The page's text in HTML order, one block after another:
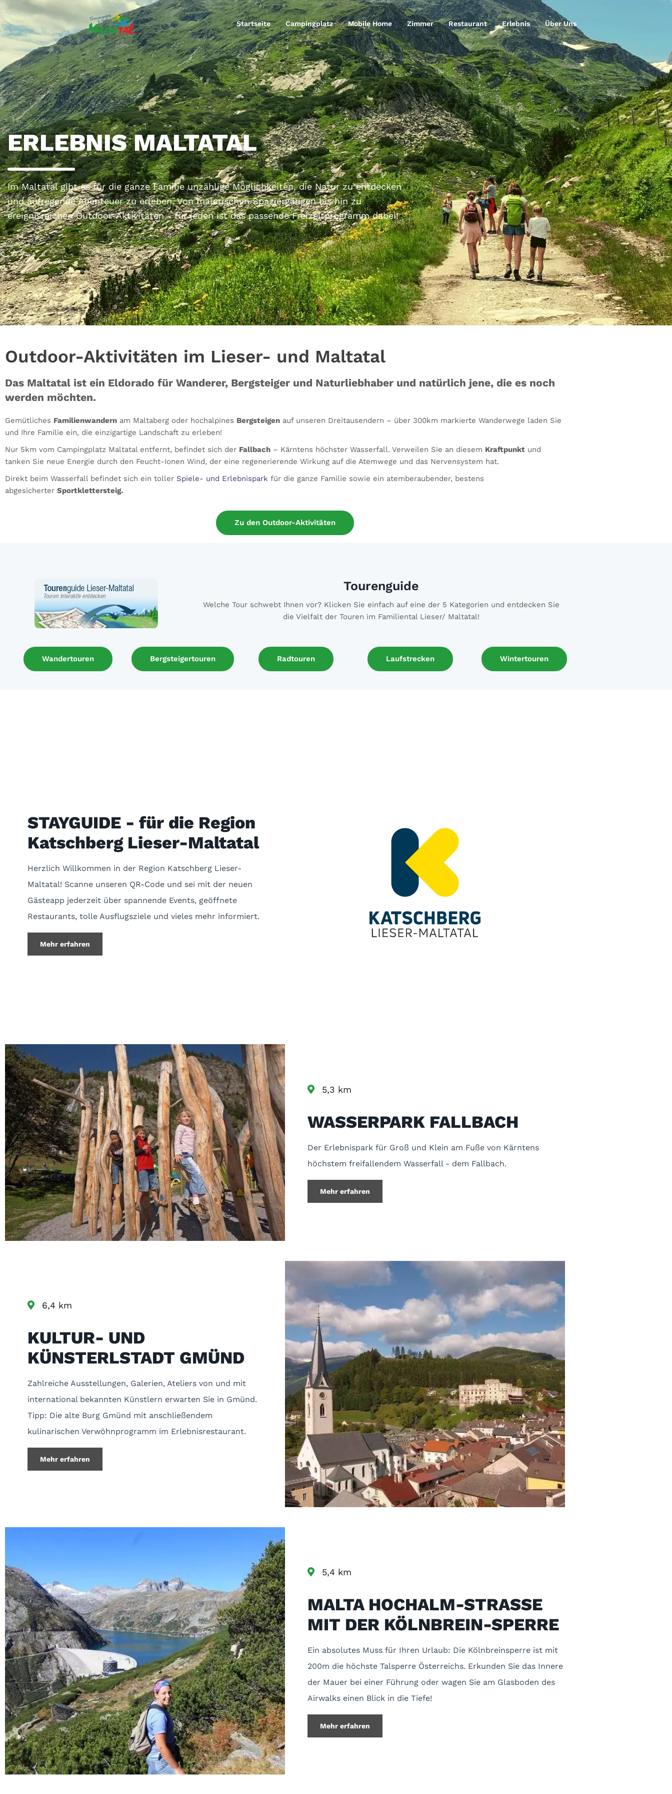
Startseite Campingplatz Mobile Home Zimmer Restaurant Erlebnis Über Uns
ERLEBNIS MALTATAL
Im Maltatal gibt es für die ganze Familie unzählige Möglichkeiten, die Natur zu entdecken
und aufregende Abenteuer zu erleben. Von malerischen Spaziergängen bis hin zu
ereignisreichen Outdoor-Aktivitäten - für jeden ist das passende Freizeitprogramm dabei!
Outdoor-Aktivitäten im Lieser- und Maltatal
Das Maltatal ist ein Eldorado für Wanderer, Bergsteiger und Naturliebhaber und natürlich jene, die es noch
werden möchten.
Gemütliches Familienwandern am Maltaberg oder hochalpines Bergsteigen auf unseren Dreitausendern – über 300km markierte Wanderwege laden Sie
und Ihre Familie ein, die einzigartige Landschaft zu erleben!
Nur 5km vom Campingplatz Maltatal entfernt, befindet sich der Fallbach – Kärntens höchster Wasserfall. Verweilen Sie an diesem Kraftpunkt und
tanken Sie neue Energie durch den Feucht-Ionen Wind, der eine regenerierende Wirkung auf die Atemwege und das Nervensystem hat.
Direkt beim Wasserfall befindet sich ein toller Spiele- und Erlebnispark für die ganze Familie sowie ein atemberaubender, bestens
abgesicherter Sportklettersteig.
Zu den Outdoor-Aktivitäten
Tourenguide
Welche Tour schwebt Ihnen vor? Klicken Sie einfach auf eine der 5 Kategorien und entdecken Sie
Wandertouren Bergsteigertouren Radtouren Laufstrecken Wintertouren
STAYGUIDE - für die Region
Katschberg Lieser-Maltatal
Herzlich Willkommen in der Region Katschberg Lieser-
Maltatal! Scanne unseren QR-Code und sei mit der neuen
Gästeapp jederzeit über spannende Events, geöffnete
Restaurants, tolle Ausflugsziele und vieles mehr informiert.
Mehr erfahren
5,3 km
WASSERPARK FALLBACH
Der Erlebnispark für Groß und Klein am Fuße von Kärntens
höchstem freifallendem Wasserfall - dem Fallbach.
Mehr erfahren
6,4 km
KULTUR- UND
KÜNSTERLSTADT GMÜND
Zahlreiche Ausstellungen, Galerien, Ateliers von und mit
international bekannten Künstlern erwarten Sie in Gmünd.
Tipp: Die alte Burg Gmünd mit anschließendem
kulinarischen Verwöhnprogramm im Erlebnisrestaurant.
Mehr erfahren
5,4 km
MALTA HOCHALM-STRASSE
MIT DER KÖLNBREIN-SPERRE
Ein absolutes Muss für Ihren Urlaub: Die Kölnbreinsperre ist mit
200m die höchste Talsperre Österreichs. Erkunden Sie das Innere
der Mauer bei einer Führung oder wagen Sie am Glasboden des
Airwalks einen Blick in die Tiefe!
Mehr erfahren